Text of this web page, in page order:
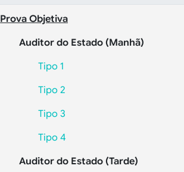
Prova Objetiva
Auditor do Estado (Manhã)
Tipo 1
Tipo 2
Tipo 3
Tipo 4
Auditor do Estado (Tarde)